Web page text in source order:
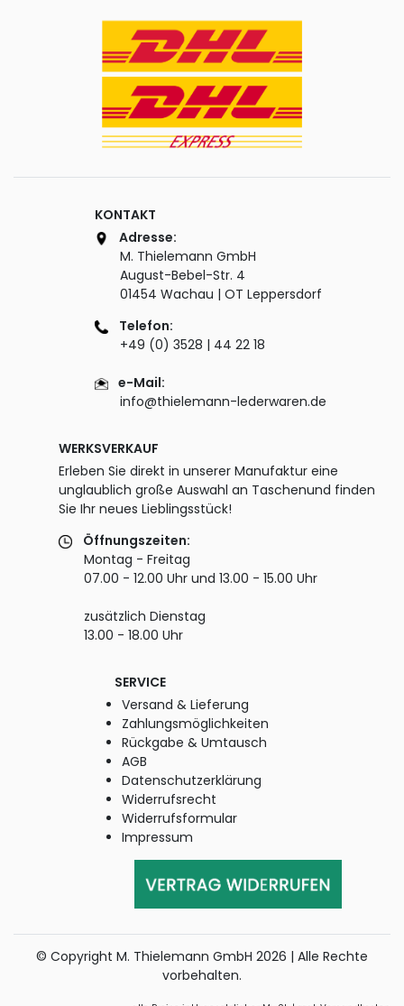
KONTAKT
Adresse:
M. Thielemann GmbH
August-Bebel-Str. 4
01454 Wachau | OT Leppersdorf
Telefon:
+49 (0) 3528 | 44 22 18
e-Mail:
info@thielemann-lederwaren.de
WERKSVERKAUF
Erleben Sie direkt in unserer Manufaktur eine
unglaublich große Auswahl an Taschenund finden
Sie Ihr neues Lieblingsstück!
Öffnungszeiten:
Montag - Freitag
07.00 - 12.00 Uhr und 13.00 - 15.00 Uhr
zusätzlich Dienstag
13.00 - 18.00 Uhr
SERVICE
Versand & Lieferung
Zahlungsmöglichkeiten
Rückgabe & Umtausch
AGB
Datenschutzerklärung
Widerrufsrecht
Widerrufsformular
Impressum
© Copyright M. Thielemann GmbH 2026 | Alle Rechte
vorbehalten.